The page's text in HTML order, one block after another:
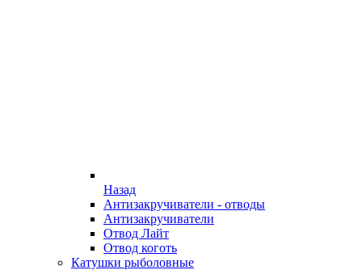
Назад
Антизакручиватели - отводы
Антизакручиватели
Отвод Лайт
Отвод коготь
Катушки рыболовные